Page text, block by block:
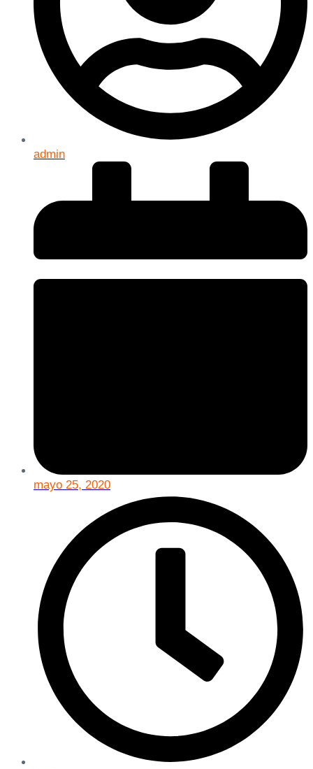
admin
mayo 25, 2020